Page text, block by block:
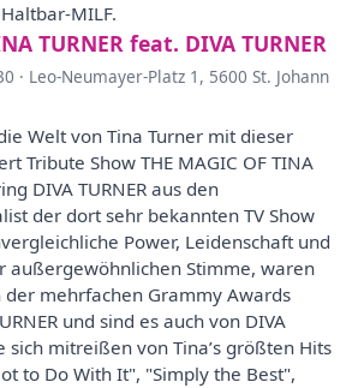
MILF.
TURNER feat. DIVA TURNER
· Leo-Neumayer-Platz 1, 5600 St. Johann
Welt von Tina Turner mit dieser
Tribute Show THE MAGIC OF TINA
DIVA TURNER aus den
der dort sehr bekannten TV Show
Power, Leidenschaft und
außergewöhnlichen Stimme, waren
mehrfachen Grammy Awards
und sind es auch von DIVA
sich mitreißen von Tina’s größten Hits
to Do With It", "Simply the Best",